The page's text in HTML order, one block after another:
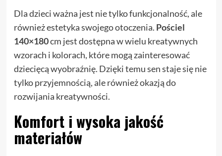
Dla dzieci ważna jest nie tylko funkcjonalność, ale
również estetyka swojego otoczenia. Pościel
140×180cm jest dostępna w wielu kreatywnych
wzorach i kolorach, które mogą zainteresować
dziecięcą wyobraźnię. Dzięki temu sen staje się nie
tylko przyjemnością, ale również okazją do
rozwijania kreatywności.
Komfort i wysoka jakość
materiałów